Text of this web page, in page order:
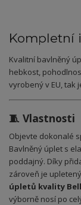
Kompletní
Kvalitní bavlněný
hebkost,
vyrobený v EU, tak
🧵 Vlastnosti
Objevte dokonalé
Bavlněný úplet s
poddajný. Díky
zároveň je
úpletů kvality
výborně nosí po